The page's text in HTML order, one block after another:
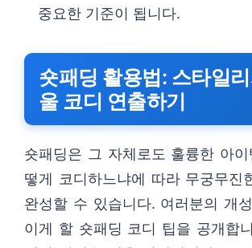
중요한 기준이 됩니다.
숏패딩 활용법: 스타일
울 코디 연출하기
숏패딩은 그 자체로도 훌륭한 아이
떻게 코디하느냐에 따라 무궁무진
완성할 수 있습니다. 여러분의 개
이게 할 숏패딩 코디 팁을 공개합